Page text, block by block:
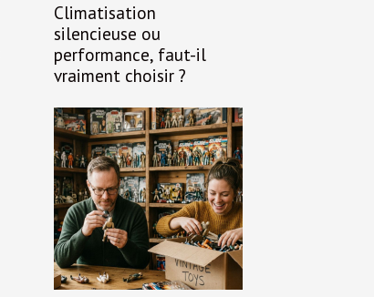
Climatisation
silencieuse ou
performance, faut-il
vraiment choisir ?